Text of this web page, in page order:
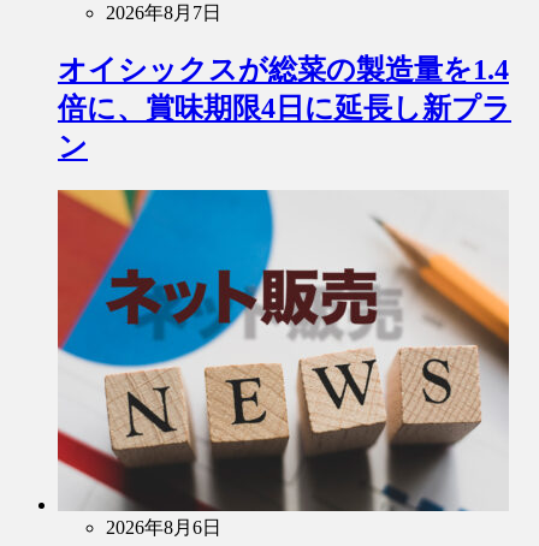
2026年8月7日
オイシックスが総菜の製造量を1.4
倍に、賞味期限4日に延長し新プラ
ン
2026年8月6日